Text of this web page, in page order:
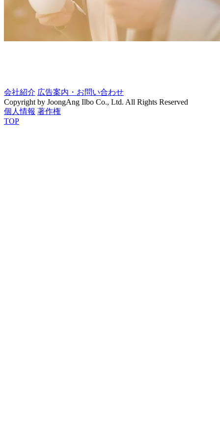
会社紹介 広告案内・お問い合わせ
Copyright by JoongAng Ilbo Co., Ltd. All Rights Reserved
個人情報 著作権
TOP